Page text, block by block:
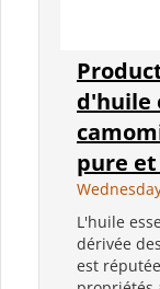
d'huile
pure
L'huile
dérivée
est